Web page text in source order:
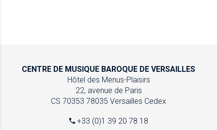
CENTRE DE MUSIQUE BAROQUE DE VERSAILLES
Hôtel des Menus-Plaisirs
22, avenue de Paris
CS 70353 78035 Versailles Cedex
+33 (0)1 39 20 78 18